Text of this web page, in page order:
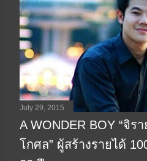
July 29, 2015
A WONDER BOY “จิ
โกศล” ผู้สร้างรายได้